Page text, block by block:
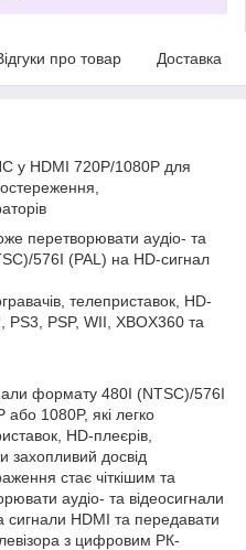
про товар Доставка
у HDMI 720P/1080P для
перетворювати аудіо- та
576I (PAL) на HD-сигнал
телеприставок, HD-
PS3, PSP, WII, XBOX360 та
формату 480I (NTSC)/576I
1080P, які легко
HD-плеєрів,
захопливий досвід
стає чіткішим та
аудіо- та відеосигнали
сигнали HDMI та передавати
з цифровим РК-